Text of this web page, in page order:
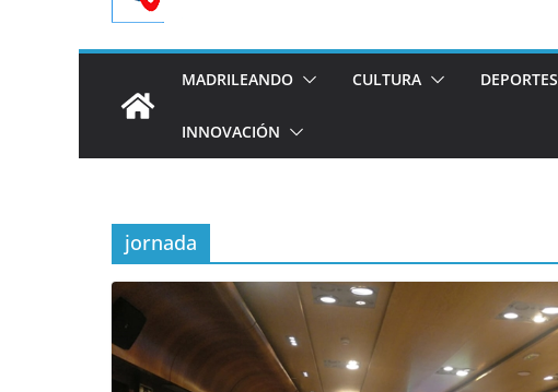
MADRILEANDO CULTURA DEPORTES
INNOVACIÓN
jornada